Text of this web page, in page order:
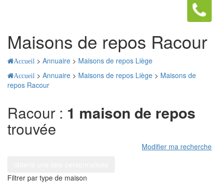
Maisons de repos Racour
Accueil > Annuaire > Maisons de repos Liège
Accueil > Annuaire > Maisons de repos Liège > Maisons de
repos Racour
Racour : 1 maison de repos
trouvée
Modifier ma recherche
Filtrer par type de maison